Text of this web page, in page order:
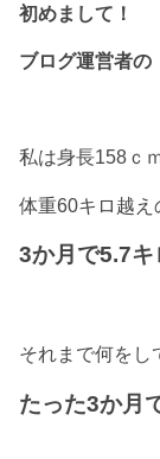
初めまして！
ブログ運営者の
私は身長158ｃ
体重60キロ越え
3か月で5.7キ
それまで何をし
たった3か月